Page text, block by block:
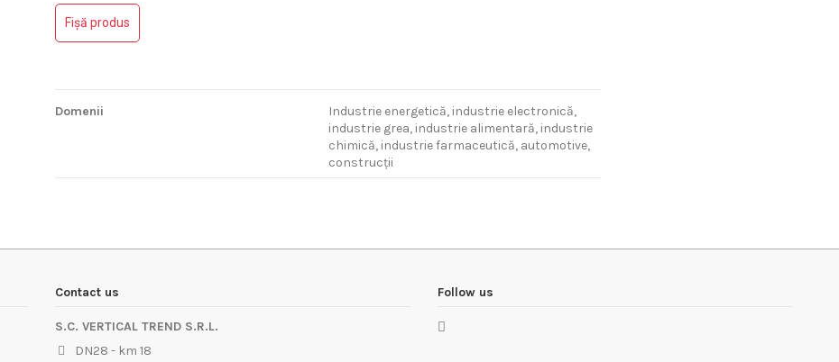
Fișă produs
Domenii
Industrie energetică, industrie electronică,
industrie grea, industrie alimentară, industrie
chimică, industrie farmaceutică, automotive,
construcții
Contact us
S.C. VERTICAL TREND S.R.L.
DN28 - km 18
Follow us